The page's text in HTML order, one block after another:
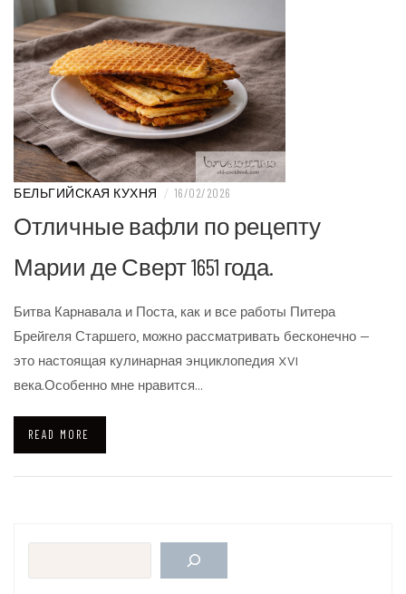
БЕЛЬГИЙСКАЯ КУХНЯ / 16/02/2026
Отличные вафли по рецепту
Марии де Сверт 1651 года.
Битва Карнавала и Поста, как и все работы Питера
Брейгеля Старшего, можно рассматривать бесконечно —
это настоящая кулинарная энциклопедия XVI
века.Особенно мне нравится…
READ MORE